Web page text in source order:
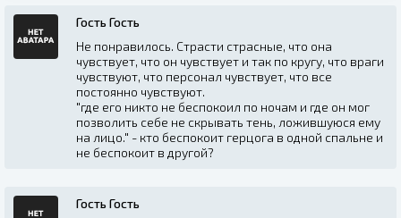
Гость Гость
Не понравилось. Страсти страсные, что она
чувствует, что он чувствует и так по кругу, что враги
чувствуют, что персонал чувствует, что все
постоянно чувствуют.
"где его никто не беспокоил по ночам и где он мог
позволить себе не скрывать тень, ложившуюся ему
на лицо." - кто беспокоит герцога в одной спальне и
не беспокоит в другой?
Гость Гость